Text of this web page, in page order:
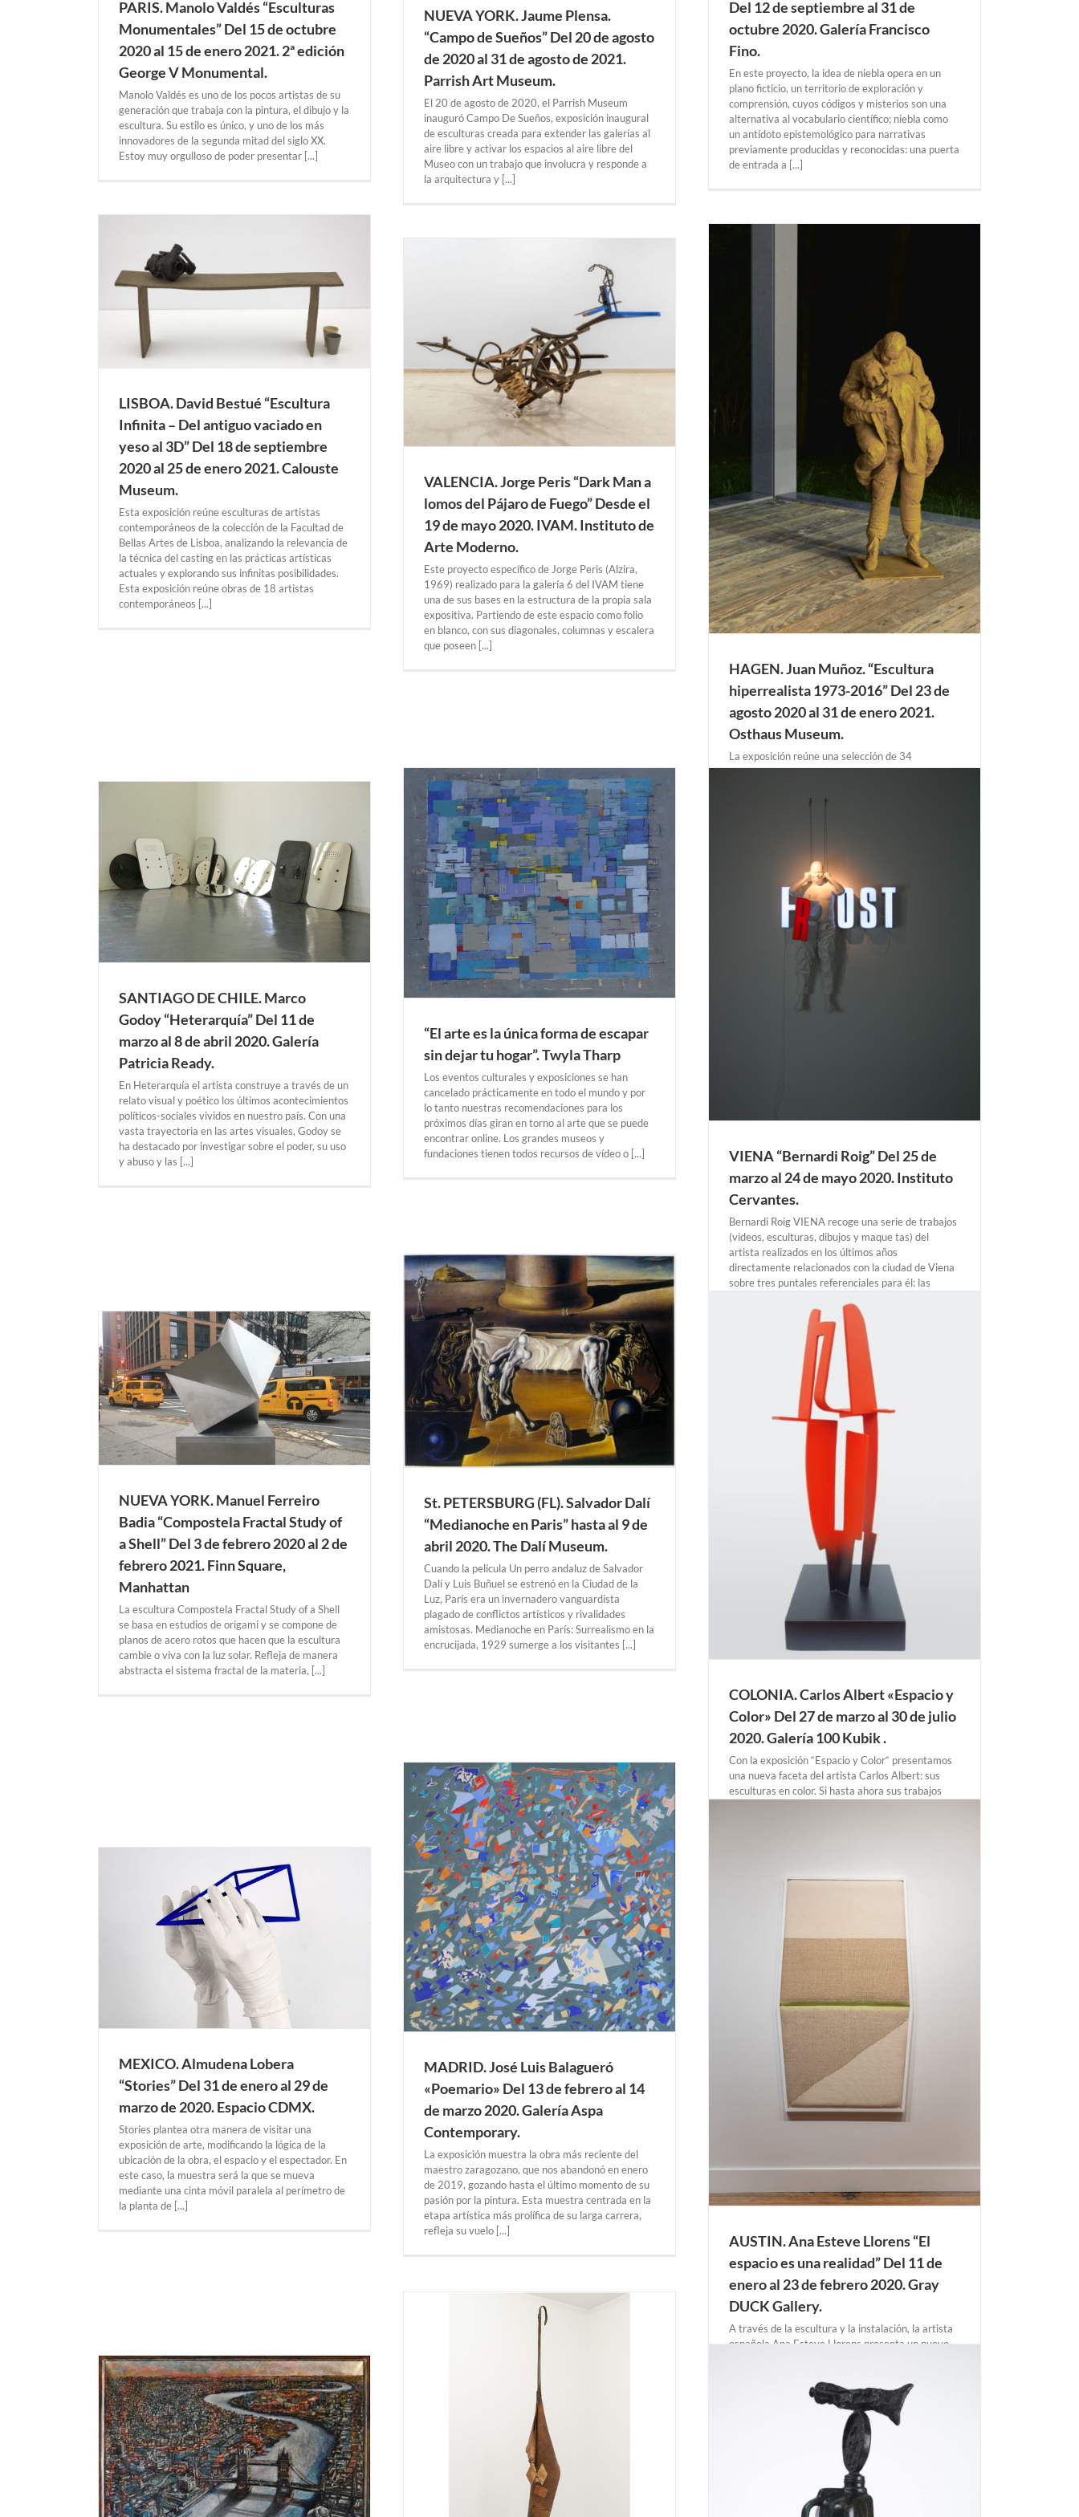
PARIS. Manolo Valdés “Esculturas
Monumentales” Del 15 de octubre
2020 al 15 de enero 2021. 2ª edición
George V Monumental.
Manolo Valdés es uno de los pocos artistas de su
generación que trabaja con la pintura, el dibujo y la
escultura. Su estilo es único, y uno de los más
innovadores de la segunda mitad del siglo XX.
Estoy muy orgulloso de poder presentar [...]
NUEVA YORK. Jaume Plensa.
“Campo de Sueños” Del 20 de agosto
de 2020 al 31 de agosto de 2021.
Parrish Art Museum.
El 20 de agosto de 2020, el Parrish Museum
inauguró Campo De Sueños, exposición inaugural
de esculturas creada para extender las galerías al
aire libre y activar los espacios al aire libre del
Museo con un trabajo que involucra y responde a
la arquitectura y [...]
Del 12 de septiembre al 31 de
octubre 2020. Galería Francisco
Fino.
En este proyecto, la idea de niebla opera en un
plano ficticio, un territorio de exploración y
comprensión, cuyos códigos y misterios son una
alternativa al vocabulario científico; niebla como
un antídoto epistemológico para narrativas
previamente producidas y reconocidas: una puerta
de entrada a [...]
LISBOA. David Bestué “Escultura
Infinita – Del antiguo vaciado en
yeso al 3D” Del 18 de septiembre
2020 al 25 de enero 2021. Calouste
Museum.
Esta exposición reúne esculturas de artistas
contemporáneos de la colección de la Facultad de
Bellas Artes de Lisboa, analizando la relevancia de
la técnica del casting en las prácticas artísticas
actuales y explorando sus infinitas posibilidades.
Esta exposición reúne obras de 18 artistas
contemporáneos [...]
HAGEN. Juan Muñoz. “Escultura hiperrealista
1973-2016” Del 23 de agosto 2020 al 31 de
enero 2021. Osthaus Museum.
HAGEN. Juan Muñoz. “Escultura
hiperrealista 1973-2016” Del 23 de
agosto 2020 al 31 de enero 2021.
Osthaus Museum.
La exposición reúne una selección de 34
esculturas realizadas por los 26 artistas más
exposición organizada con el propósito de mostrar
del hiperrealismo. Desde [...]
VALENCIA. Jorge Peris “Dark Man a lomos del
Pájaro de Fuego” Desde el 19 de mayo 2020.
VALENCIA. Jorge Peris “Dark Man a
lomos del Pájaro de Fuego” Desde el
19 de mayo 2020. IVAM. Instituto de
Arte Moderno.
Este proyecto específico de Jorge Peris (Alzira,
1969) realizado para la galería 6 del IVAM tiene
una de sus bases en la estructura de la propia sala
expositiva. Partiendo de este espacio como folio
en blanco, con sus diagonales, columnas y escalera
que poseen [...]
“El arte es la única forma de escapar sin dejar tu
hogar”. Twyla Tharp
Exposiciones Anteriores MADRID
“El arte es la única forma de escapar
sin dejar tu hogar”. Twyla Tharp
Los eventos culturales y exposiciones se han
cancelado prácticamente en todo el mundo y por
lo tanto nuestras recomendaciones para los
próximos días giran en torno al arte que se puede
encontrar online. Los grandes museos y
fundaciones tienen todos recursos de vídeo o [...]
VIENA “Bernardi Roig” Del 25 de marzo al 24 de
mayo 2020. Instituto Cervantes.
Exposiciones Anteriores VIENA
VIENA “Bernardi Roig” Del 25 de
marzo al 24 de mayo 2020. Instituto
Cervantes.
Bernardi Roig VIENA recoge una serie de trabajos
(videos, esculturas, dibujos y maque tas) del
artista realizados en los últimos años
directamente relacionados con la ciudad de Viena
sobre tres puntales referenciales para él: las
SANTIAGO DE CHILE. Marco
Godoy “Heterarquía” Del 11 de
marzo al 8 de abril 2020. Galería
Patricia Ready.
En Heterarquía el artista construye a través de un
relato visual y poético los últimos acontecimientos
políticos-sociales vividos en nuestro país. Con una
vasta trayectoria en las artes visuales, Godoy se
ha destacado por investigar sobre el poder, su uso
y abuso y las [...]
St. PETERSBURG (FL). Salvador Dalí
“Medianoche en Paris” hasta al 9 de abril 2020.
The Dalí Museum.
Exposiciones Anteriores St. PETERSBURG (FL)
St. PETERSBURG (FL). Salvador Dalí
“Medianoche en Paris” hasta al 9 de
abril 2020. The Dalí Museum.
Cuando la película Un perro andaluz de Salvador
Dalí y Luis Buñuel se estrenó en la Ciudad de la
Luz, París era un invernadero vanguardista
plagado de conflictos artísticos y rivalidades
amistosas. Medianoche en París: Surrealismo en la
encrucijada, 1929 sumerge a los visitantes [...]
Kubik .
COLONIA Exposiciones Anteriores
COLONIA. Carlos Albert «Espacio y
Color» Del 27 de marzo al 30 de julio
2020. Galería 100 Kubik .
Con la exposición “Espacio y Color“ presentamos
una nueva faceta del artista Carlos Albert: sus
esculturas en color. Si hasta ahora sus trabajos
NUEVA YORK. Manuel Ferreiro
Badia “Compostela Fractal Study of
a Shell” Del 3 de febrero 2020 al 2 de
febrero 2021. Finn Square,
Manhattan
La escultura Compostela Fractal Study of a Shell
se basa en estudios de origami y se compone de
planos de acero rotos que hacen que la escultura
cambie o viva con la luz solar. Refleja de manera
abstracta el sistema fractal de la materia, [...]
MADRID. José Luis Balagueró «Poemario» Del
13 de febrero al 14 de marzo 2020. Galería Aspa
Contemporary.
Exposiciones Anteriores
MADRID. José Luis Balagueró
«Poemario» Del 13 de febrero al 14
de marzo 2020. Galería Aspa
Contemporary.
La exposición muestra la obra más reciente del
maestro zaragozano, que nos abandonó en enero
de 2019, gozando hasta el último momento de su
pasión por la pintura. Esta muestra centrada en la
etapa artística más prolífica de su larga carrera,
refleja su vuelo [...]
AUSTIN. Ana Esteve Llorens “El espacio es una
realidad” Del 11 de enero al 23 de febrero 2020.
Gray DUCK Gallery.
AUSTIN. Ana Esteve Llorens “El
espacio es una realidad” Del 11 de
enero al 23 de febrero 2020. Gray
DUCK Gallery.
A través de la escultura y la instalación, la artista
española Ana Esteve Llorens presenta un nuevo
materiales naturales y manufacturados, técnicas
artesanales y procesos industriales, la artista se
MEXICO. Almudena Lobera
“Stories” Del 31 de enero al 29 de
marzo de 2020. Espacio CDMX.
Stories plantea otra manera de visitar una
exposición de arte, modificando la lógica de la
ubicación de la obra, el espacio y el espectador. En
este caso, la muestra será la que se mueva
mediante una cinta móvil paralela al perímetro de
la planta de [...]
ZURICH. Jacobo Castellano “Combing Grounds”
Del 24 de enero al 14 de marzo 2020. Mai 36
Galerie.
Exposiciones Anteriores ZURICH